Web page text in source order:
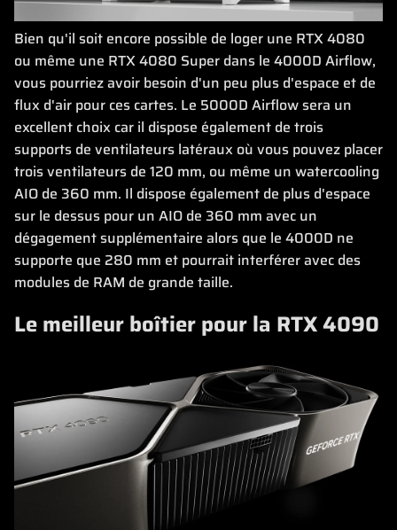
Bien qu'il soit encore possible de loger une RTX 4080
ou même une RTX 4080 Super dans le 4000D Airflow,
vous pourriez avoir besoin d'un peu plus d'espace et de
flux d'air pour ces cartes. Le 5000D Airflow sera un
excellent choix car il dispose également de trois
supports de ventilateurs latéraux où vous pouvez placer
trois ventilateurs de 120 mm, ou même un watercooling
AIO de 360 mm. Il dispose également de plus d'espace
sur le dessus pour un AIO de 360 mm avec un
dégagement supplémentaire alors que le 4000D ne
supporte que 280 mm et pourrait interférer avec des
modules de RAM de grande taille.
Le meilleur boîtier pour la RTX 4090